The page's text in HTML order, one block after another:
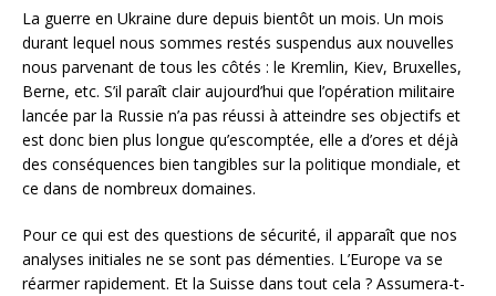
La guerre en Ukraine dure depuis bientôt un mois. Un mois
durant lequel nous sommes restés suspendus aux nouvelles
nous parvenant de tous les côtés : le Kremlin, Kiev, Bruxelles,
Berne, etc. S’il paraît clair aujourd’hui que l’opération militaire
lancée par la Russie n’a pas réussi à atteindre ses objectifs et
est donc bien plus longue qu’escomptée, elle a d’ores et déjà
des conséquences bien tangibles sur la politique mondiale, et
ce dans de nombreux domaines.
Pour ce qui est des questions de sécurité, il apparaît que nos
analyses initiales ne se sont pas démenties. L’Europe va se
réarmer rapidement. Et la Suisse dans tout cela ? Assumera-t-